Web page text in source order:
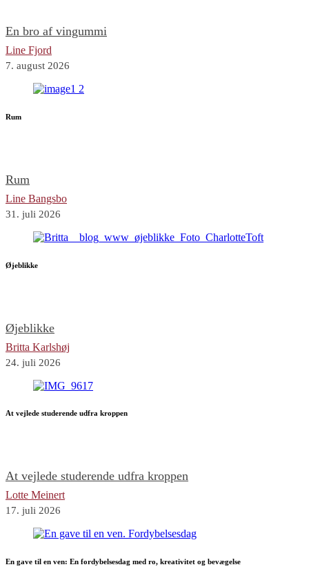
En bro af vingummi
Line Fjord
7. august 2026
Rum
Rum
Line Bangsbo
31. juli 2026
Øjeblikke
Øjeblikke
Britta Karlshøj
24. juli 2026
At vejlede studerende udfra kroppen
At vejlede studerende udfra kroppen
Lotte Meinert
17. juli 2026
En gave til en ven: En fordybelsesdag med ro, kreativitet og bevægelse